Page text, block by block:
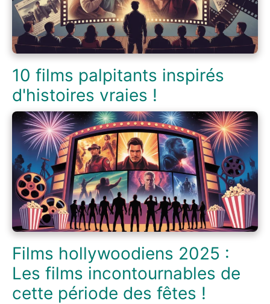
10 films palpitants inspirés
d'histoires vraies !
Films hollywoodiens 2025 :
Les films incontournables de
cette période des fêtes !